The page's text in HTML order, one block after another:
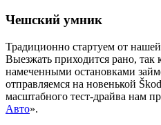
Чешский умник
Традиционно стартуем от
Выезжать приходится рано, так
намеченными остановками
отправляемся на новенькой
масштабного тест-драйва нам
Авто».